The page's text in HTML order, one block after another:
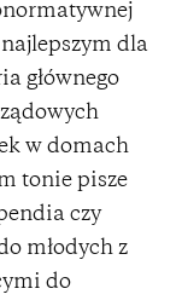
dla
głównego
w domach
tonie pisze
czy
młodych z
do